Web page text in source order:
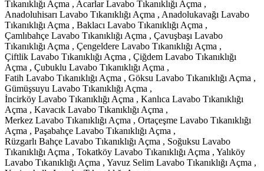
Tıkanıklığı Açma , Acarlar Lavabo Tıkanıklığı Açma ,
Anadoluhisarı Lavabo Tıkanıklığı Açma , Anadolukavağı Lavabo
Tıkanıklığı Açma , Baklacı Lavabo Tıkanıklığı Açma ,
Çamlıbahçe Lavabo Tıkanıklığı Açma , Çavuşbaşı Lavabo
Tıkanıklığı Açma , Çengeldere Lavabo Tıkanıklığı Açma ,
Çiftlik Lavabo Tıkanıklığı Açma , Çiğdem Lavabo Tıkanıklığı
Açma , Çubuklu Lavabo Tıkanıklığı Açma ,
Fatih Lavabo Tıkanıklığı Açma , Göksu Lavabo Tıkanıklığı Açma ,
Gümüşsuyu Lavabo Tıkanıklığı Açma ,
İncirköy Lavabo Tıkanıklığı Açma , Kanlıca Lavabo Tıkanıklığı
Açma , Kavacık Lavabo Tıkanıklığı Açma ,
Merkez Lavabo Tıkanıklığı Açma , Ortaçeşme Lavabo Tıkanıklığı
Açma , Paşabahçe Lavabo Tıkanıklığı Açma ,
Rüzgarlı Bahçe Lavabo Tıkanıklığı Açma , Soğuksu Lavabo
Tıkanıklığı Açma , Tokatköy Lavabo Tıkanıklığı Açma , Yalıköy
Lavabo Tıkanıklığı Açma , Yavuz Selim Lavabo Tıkanıklığı Açma ,